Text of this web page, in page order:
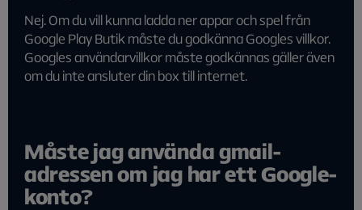
Nej. Om du vill kunna ladda ner appar och spel från
Google Play Butik måste du godkänna Googles villkor.
Googles användarvillkor måste godkännas gäller även
om du inte ansluter din box till internet.
Måste jag använda gmail-
adressen om jag har ett Google-
konto?